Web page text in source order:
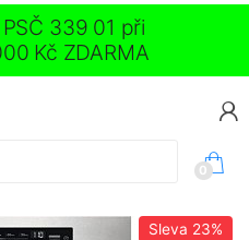
339 01 při
Kč ZDARMA
0
Sleva 23%